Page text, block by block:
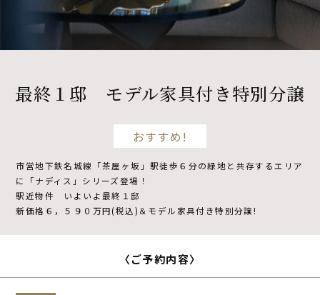
分譲マンション
資料請求 来場予約
最終１邸 モデル家具付き特別分譲
おすすめ!
市営地下鉄名城線「茶屋ヶ坂」駅徒歩６分の緑地と共存するエリア
に「ナディス」シリーズ登場！
駅近物件 いよいよ最終１邸
新価格６，５９０万円(税込)＆モデル家具付き特別分譲!
〈ご予約内容〉